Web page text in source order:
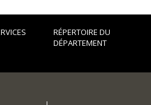
RÉPERTOIRE DU
DÉPARTEMENT